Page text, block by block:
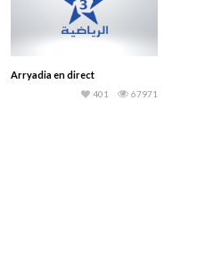
Arryadia en direct
67971
401